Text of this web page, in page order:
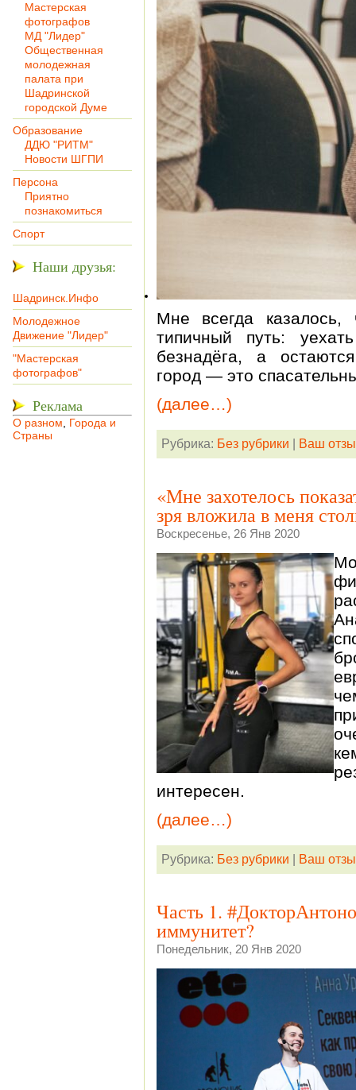
Мастерская
фотографов
МД "Лидер"
Общественная
молодежная
палата при
Шадринской
городской Думе
Образование
ДДЮ "РИТМ"
Новости ШГПИ
Персона
Приятно
познакомиться
Спорт
Наши друзья:
Шадринск.Инфо
Молодежное
Движение "Лидер"
"Мастерская
фотографов"
Реклама
О разном
Города и
Страны
Мне всегда
типичный путь:
безнадёга, а
город — это
(далее…)
Рубрика: Без рубрики Ваш
«Мне захотелось
зря вложила в меня
Воскресенье, 26 Янв 2020
интересен.
(далее…)
Рубрика: Без рубрики Ваш
Часть 1.
иммунитет?
Понедельник, 20 Янв 2020